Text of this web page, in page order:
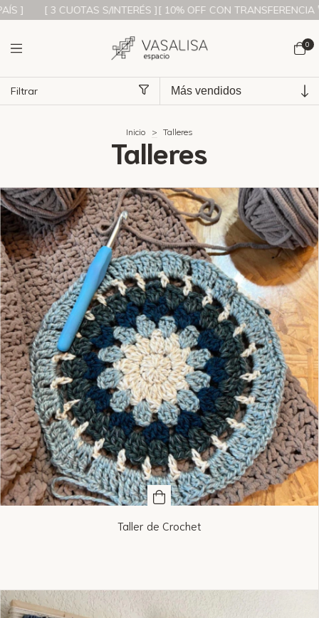
S/INTERÉS ][ 10% OFF CON TRANSFERENCIA 🚀][ ENVÍOS
0
Filtrar
Inicio > Talleres
Talleres
Taller de Crochet